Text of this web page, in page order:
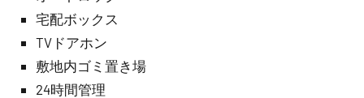
宅配ボックス
TVドアホン
敷地内ゴミ置き場
24時間管理